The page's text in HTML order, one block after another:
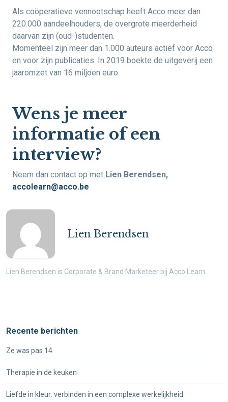
Als coöperatieve vennootschap heeft Acco meer dan
220.000 aandeelhouders, de overgrote meerderheid
daarvan zijn (oud-)studenten.
Momenteel zijn meer dan 1.000 auteurs actief voor Acco
en voor zijn publicaties. In 2019 boekte de uitgeverij een
jaaromzet van 16 miljoen euro.
Wens je meer
informatie of een
interview?
Neem dan contact op met Lien Berendsen,
accolearn@acco.be
Lien Berendsen
Lien Berendsen is Corporate & Brand Marketeer bij Acco Learn.
Recente berichten
Ze was pas 14
Therapie in de keuken
Liefde in kleur: verbinden in een complexe werkelijkheid